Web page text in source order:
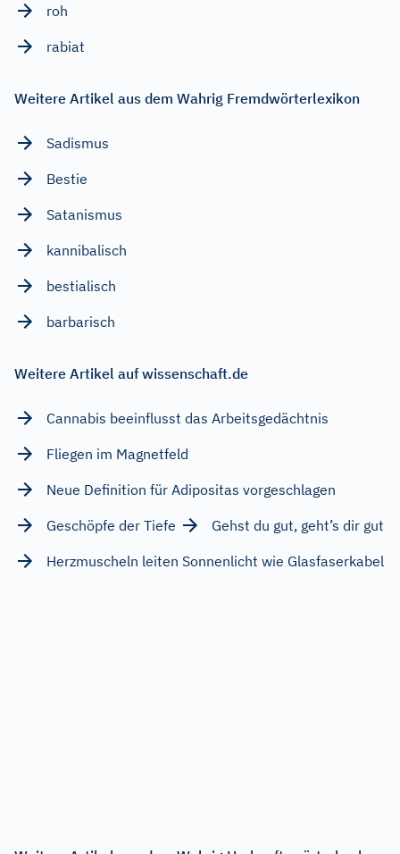
roh
rabiat
Weitere Artikel aus dem Wahrig Fremdwörterlexikon
Sadismus
Bestie
Satanismus
kannibalisch
bestialisch
barbarisch
Weitere Artikel auf wissenschaft.de
Cannabis beeinflusst das Arbeitsgedächtnis
Fliegen im Magnetfeld
Neue Definition für Adipositas vorgeschlagen
Geschöpfe der Tiefe
Gehst du gut, geht’s dir gut
Herzmuscheln leiten Sonnenlicht wie Glasfaserkabel